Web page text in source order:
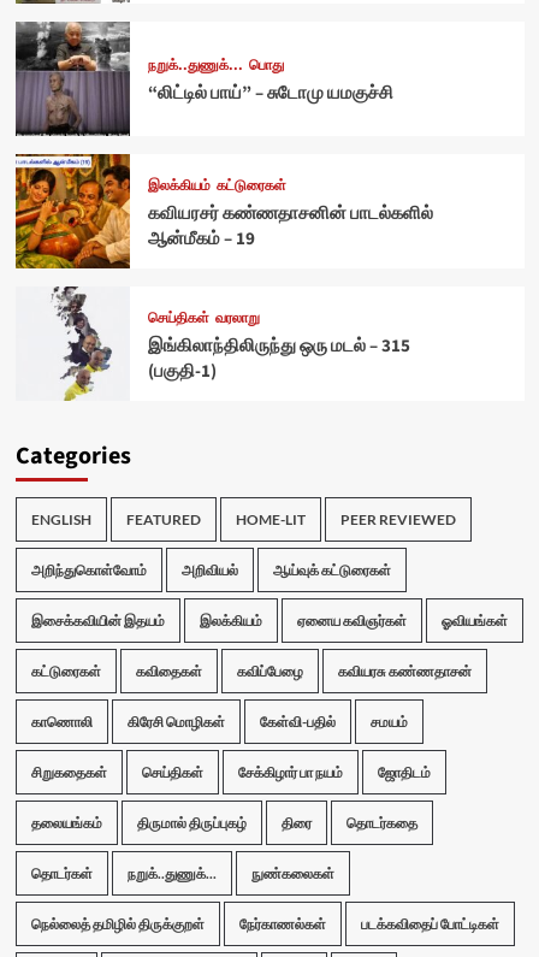
நறுக்..துணுக்... பொது
“லிட்டில் பாய்” – சுடோமு யமகுச்சி
இலக்கியம் கட்டுரைகள்
கவியரசர் கண்ணதாசனின் பாடல்களில்
ஆன்மீகம் – 19
செய்திகள் வரலாறு
இங்கிலாந்திலிருந்து ஒரு மடல் – 315
(பகுதி-1)
Categories
ENGLISH FEATURED HOME-LIT PEER REVIEWED
அறிந்துகொள்வோம் அறிவியல் ஆய்வுக் கட்டுரைகள்
இசைக்கவியின் இதயம் இலக்கியம் ஏனைய கவிஞர்கள் ஓவியங்கள்
கட்டுரைகள் கவிதைகள் கவிப்பேழை கவியரசு கண்ணதாசன்
காணொலி கிரேசி மொழிகள் கேள்வி-பதில் சமயம்
சிறுகதைகள் செய்திகள் சேக்கிழார் பா நயம் ஜோதிடம்
தலையங்கம் திருமால் திருப்புகழ் திரை தொடர்கதை
தொடர்கள் நறுக்..துணுக்... நுண்கலைகள்
நெல்லைத் தமிழில் திருக்குறள் நேர்காணல்கள் படக்கவிதைப் போட்டிகள்